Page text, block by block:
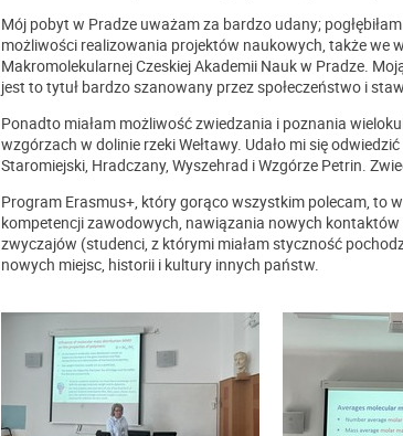
Mój pobyt w Pradze uważam za bardzo udany;
możliwości realizowania projektów naukowych, także we
Makromolekularnej Czeskiej Akademii Nauk w Pradze.
jest to tytuł bardzo szanowany przez społeczeństwo i
Ponadto miałam możliwość zwiedzania i poznania
wzgórzach w dolinie rzeki Wełtawy. Udało mi się
Staromiejski, Hradczany, Wyszehrad i Wzgórze Petrin.
Program Erasmus+, który gorąco wszystkim polecam, to
kompetencji zawodowych, nawiązania nowych
zwyczajów (studenci, z którymi miałam styczność
nowych miejsc, historii i kultury innych państw.